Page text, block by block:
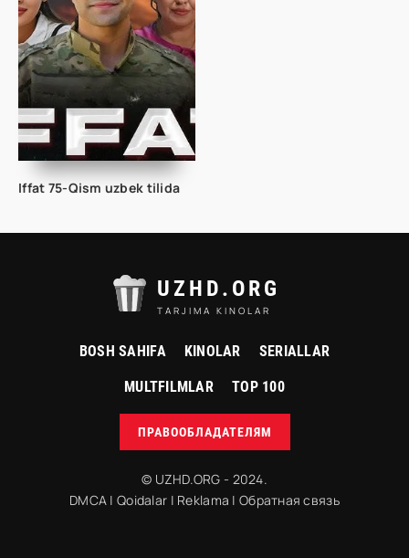
Iffat 75-Qism uzbek tilida
UZHD.ORG
TARJIMA KINOLAR
BOSH SAHIFA KINOLAR SERIALLAR
MULTFILMLAR TOP 100
ПРАВООБЛАДАТЕЛЯМ
© UZHD.ORG - 2024.
DMCA |Qoidalar | Reklama | Обратная связь